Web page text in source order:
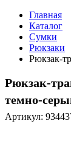
Главная
Каталог
Сумки
Рюкзаки
Рюкзак-
Рюкзак-
темно-
Артикул: